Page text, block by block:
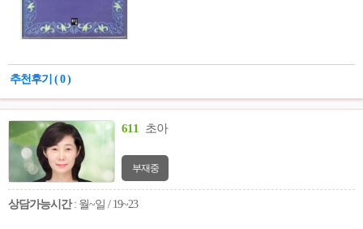
추천후기 ( 0 )
611 초아
부재중
상담가능시간: 월~일 / 19~23